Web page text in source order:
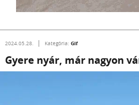
2024.05.28. Kategória: Gif
Gyere nyár, már nagyon